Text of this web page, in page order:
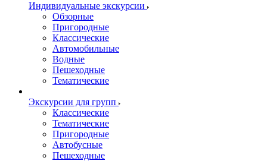
Индивидуальные экскурсии
Обзорные
Пригородные
Классические
Автомобильные
Водные
Пешеходные
Тематические
Экскурсии для групп
Классические
Тематические
Пригородные
Автобусные
Пешеходные